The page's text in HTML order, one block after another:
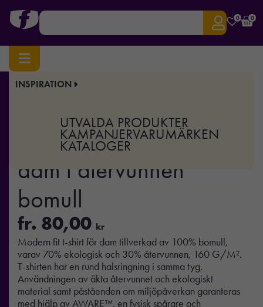
0 0
INSPIRATION
UTVALDA PRODUKTER
KAMPANJERVARUMÄRKEN
KATALOGER
Hem/Profilkläder/T-shirts & Toppar
IQONIQ Yala t-shirt
dam i återvunnen
bomull
fr. 80,00 kr
Modern fit t-shirt för dam tillverkad av 100% bomull,
varav 70% ekologisk och 30% återvunnen, 160 G/M².
T-shirten har en rund halsringning i samma tyg.
Användningen av äkta återvunnet och ekologiskt
material samt påståenden om miljöpåverkan garanteras
med hjälp av AWARE™, en fysisk spårare och